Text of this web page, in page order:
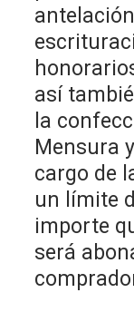
así
la
Mensura
cargo de
un límite
importe
será